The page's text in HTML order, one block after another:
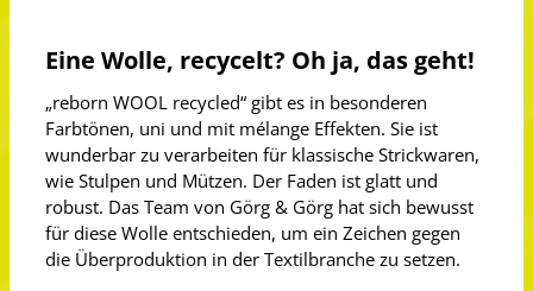
Eine Wolle, recycelt? Oh ja, das geht!
„reborn WOOL recycled“ gibt es in besonderen
Farbtönen, uni und mit mélange Effekten. Sie ist
wunderbar zu verarbeiten für klassische Strickwaren,
wie Stulpen und Mützen. Der Faden ist glatt und
robust. Das Team von Görg & Görg hat sich bewusst
für diese Wolle entschieden, um ein Zeichen gegen
die Überproduktion in der Textilbranche zu setzen.